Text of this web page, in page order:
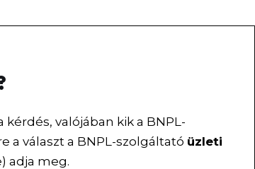
valójában kik a BNPL-
a választ a BNPL-szolgáltató üzleti
adja meg.